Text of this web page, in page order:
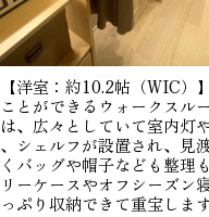
洋室：約10.2帖（WIC）
とができるウォークスル
、広々としていて室内灯
シェルフが設置され、見
バッグや帽子なども整理
ーケースやオフシーズン
ぷり収納できて重宝します